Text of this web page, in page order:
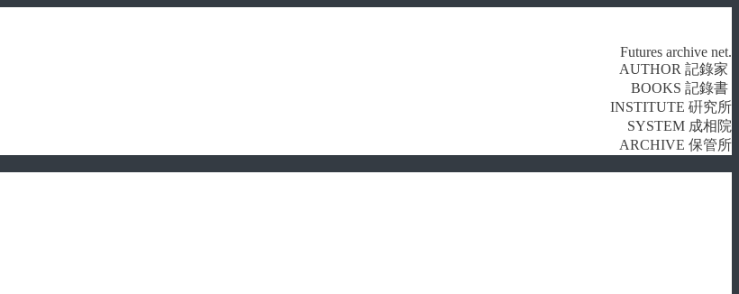
Futures archive net.
AUTHOR 記錄家
BOOKS 記錄書
INSTITUTE 硏究所
SYSTEM 成相院
ARCHIVE 保管所